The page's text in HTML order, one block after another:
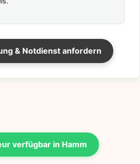
& Notdienst anfordern
verfügbar in Hamm